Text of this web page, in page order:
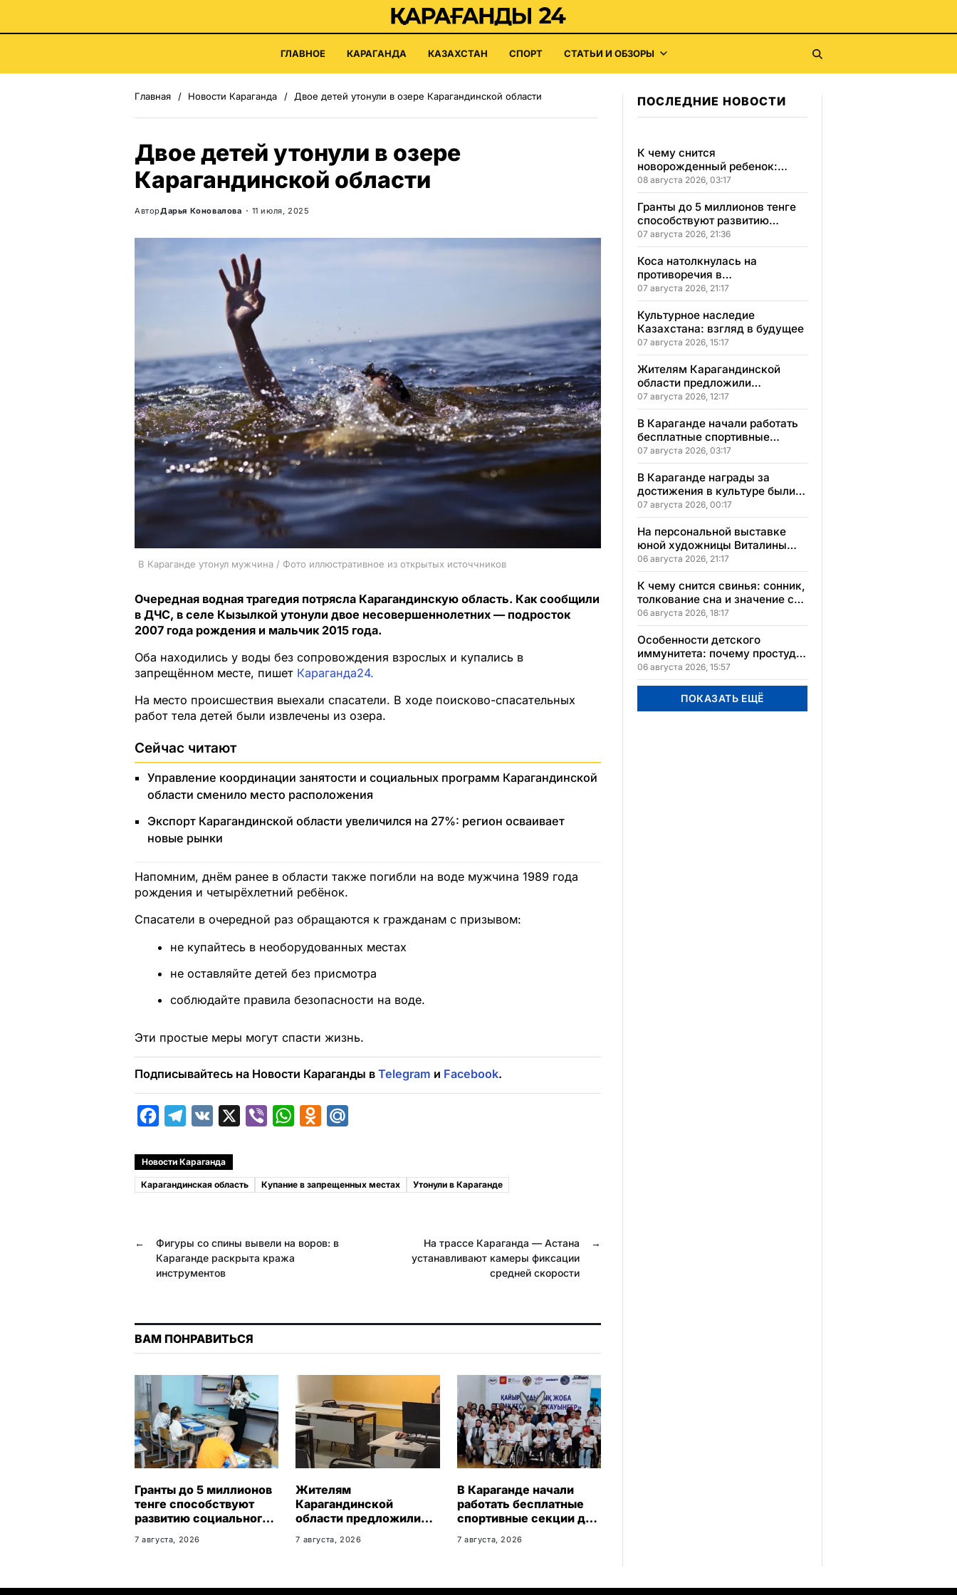
ГЛАВНОЕ КАРАГАНДА КАЗАХСТАН СПОРТ СТАТЬИ И ОБЗОРЫ
Главная Новости Караганда Двое детей утонули в озере Карагандинской области
Двое детей утонули в озере
Карагандинской области
АвторДарья Коновалова 11 июля, 2025
В Караганде утонул мужчина / Фото иллюстративное из открытых источчников
Очередная водная трагедия потрясла Карагандинскую область. Как сообщили
в ДЧС, в селе Кызылкой утонули двое несовершеннолетних — подросток
2007 года рождения и мальчик 2015 года.
Оба находились у воды без сопровождения взрослых и купались в
запрещённом месте, пишет Караганда24.
На место происшествия выехали спасатели. В ходе поисково-спасательных
работ тела детей были извлечены из озера.
Сейчас читают
Управление координации занятости и социальных программ Карагандинской
области сменило место расположения
Экспорт Карагандинской области увеличился на 27%: регион осваивает
новые рынки
Напомним, днём ранее в области также погибли на воде мужчина 1989 года
рождения и четырёхлетний ребёнок.
Спасатели в очередной раз обращаются к гражданам с призывом:
не купайтесь в необорудованных местах
не оставляйте детей без присмотра
соблюдайте правила безопасности на воде.
Эти простые меры могут спасти жизнь.
Подписывайтесь на Новости Караганды в Telegram и Facebook.
c
e
o
k
l
e
a
m
e
W
t
p
o
a
i
k
i
l
Новости Караганда
Карагандинская область Купание в запрещенных местах Утонули в Караганде
←
Фигуры со спины вывели на воров: в
Караганде раскрыта кража
инструментов
→
На трассе Караганда — Астана
устанавливают камеры фиксации
средней скорости
ВАМ ПОНРАВИТЬСЯ
Гранты до 5 миллионов
тенге способствуют
развитию социального
Карагандинской
7 августа, 2026
Жителям
Карагандинской
области предложили
гарантией
7 августа, 2026
В Караганде начали
работать бесплатные
спортивные секции для
7 августа, 2026
ПОСЛЕДНИЕ НОВОСТИ
К чему снится
новорожденный ребенок:
сонник, толкование и
значение сна
08 августа 2026, 03:17
Гранты до 5 миллионов тенге
способствуют развитию
социального бизнеса в
Карагандинской области
07 августа 2026, 21:36
Коса натолкнулась на
противоречия в
Карагандинской области
07 августа 2026, 21:17
Культурное наследие
Казахстана: взгляд в будущее
07 августа 2026, 15:17
Жителям Карагандинской
области предложили
бесплатное обучение с
гарантией трудоустройства
07 августа 2026, 12:17
В Караганде начали работать
бесплатные спортивные
секции для детей с
инвалидностью
07 августа 2026, 03:17
В Караганде награды за
достижения в культуре были
вручены 5 лауреатам
07 августа 2026, 00:17
На персональной выставке
юной художницы Виталины
представлено 156 работ
06 августа 2026, 21:17
К чему снится свинья: сонник,
толкование сна и значение сна
для вашей жизни
06 августа 2026, 18:17
Особенности детского
иммунитета: почему простуды
у детей протекают иначе и как
правильно им помогать
06 августа 2026, 15:57
ПОКАЗАТЬ ЕЩЁ